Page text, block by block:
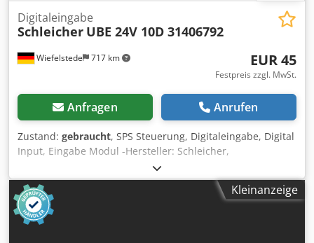
Wiefelstede 717 km
Digitaleingabe
Schleicher UBE 24V 10D 31406792
EUR 45
Festpreis zzgl. MwSt.
Anfragen Anrufen
Zustand: gebraucht, SPS Steuerung, Digitaleingabe, Digital
Input, Eingabe Modul -Hersteller: Schleicher,
Digitaleingabe Digital Input 24VDC -Typ: UBE 24V 10D
31406792 Crodpfjqku I Nox Agksf -Anzahl: 3x Modul
vorhanden -Preis: pro Stück -Abmessungen: 150/35/H200
mm -Gewicht: 0,5 kg/St.
Kleinanzeige